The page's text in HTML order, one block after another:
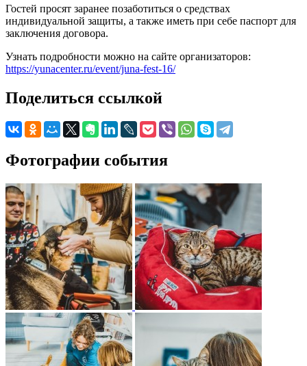
Гостей просят заранее позаботиться о средствах
индивидуальной защиты, а также иметь при себе паспорт для
заключения договора.
Узнать подробности можно на сайте организаторов:
https://yunacenter.ru/event/juna-fest-16/
Поделиться ссылкой
Фотографии события